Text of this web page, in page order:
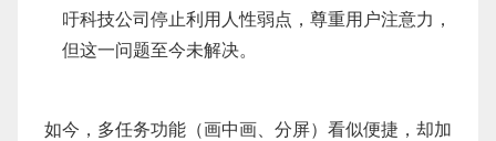
吁科技公司停止利用人性弱点，尊重用户注意力，
但这一问题至今未解决。
如今，多任务功能（画中画、分屏）看似便捷，却加